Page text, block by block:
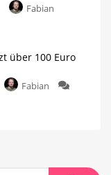
Fabian
über 100 Euro
Fabian